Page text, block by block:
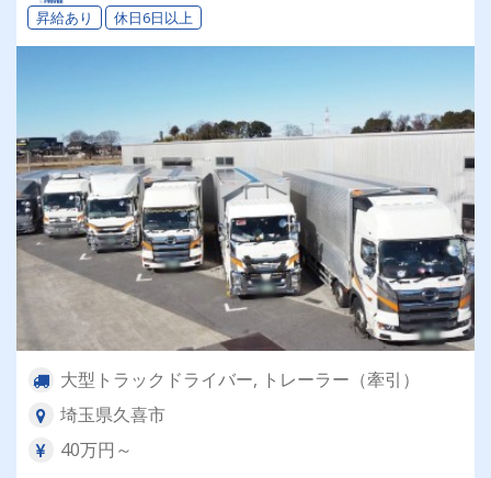
昇給あり 休日6日以上
大型トラックドライバー, トレーラー（牽引）
埼玉県久喜市
40万円～